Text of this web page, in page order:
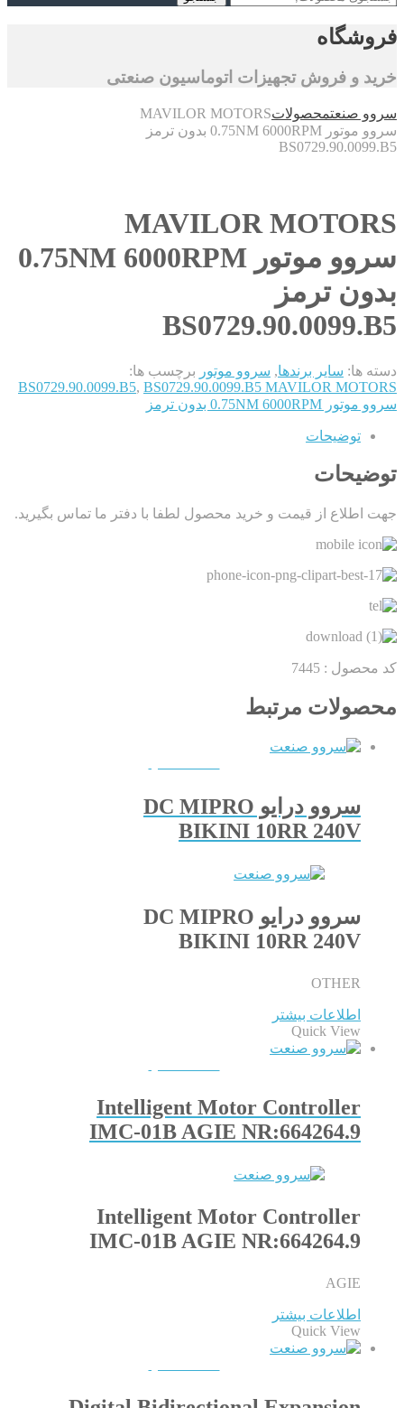
فروشگاه
خرید و فروش تجهیزات اتوماسیون صنعتی
سروو صنعتمحصولاتMAVILOR MOTORS
سروو موتور 0.75NM 6000RPM بدون ترمز
BS0729.90.0099.B5
MAVILOR MOTORS
سروو موتور 0.75NM 6000RPM
بدون ترمز
BS0729.90.0099.B5
دسته ها: سایر برندها, سروو موتور برچسب ها:
BS0729.90.0099.B5, BS0729.90.0099.B5 MAVILOR MOTORS
سروو موتور 0.75NM 6000RPM بدون ترمز
توضیحات
توضیحات
جهت اطلاع از قیمت و خرید محصول لطفا با دفتر ما تماس بگیرید.
کد محصول : 7445
محصولات مرتبط
سروو درایو DC MIPRO
BIKINI 10RR 240V
سروو درایو DC MIPRO
BIKINI 10RR 240V
OTHER
اطلاعات بیشتر
Quick View
Intelligent Motor Controller
IMC-01B AGIE NR:664264.9
Intelligent Motor Controller
IMC-01B AGIE NR:664264.9
AGIE
اطلاعات بیشتر
Quick View